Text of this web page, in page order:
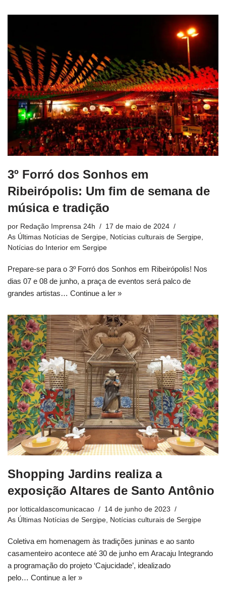
3º Forró dos Sonhos em
Ribeirópolis: Um fim de semana de
música e tradição
por Redação Imprensa 24h
17 de maio de 2024
As Últimas Notícias de Sergipe Notícias culturais de Sergipe
Notícias do Interior em Sergipe
Prepare-se para o 3º Forró dos Sonhos em Ribeirópolis! Nos
dias 07 e 08 de junho, a praça de eventos será palco de
grandes artistas… Continue a ler »
Shopping Jardins realiza a
exposição Altares de Santo Antônio
por lotticaldascomunicacao
14 de junho de 2023
As Últimas Notícias de Sergipe, Notícias culturais de Sergipe
Coletiva em homenagem às tradições juninas e ao santo
casamenteiro acontece até 30 de junho em Aracaju Integrando
a programação do projeto ‘Cajucidade’, idealizado
pelo… Continue a ler »